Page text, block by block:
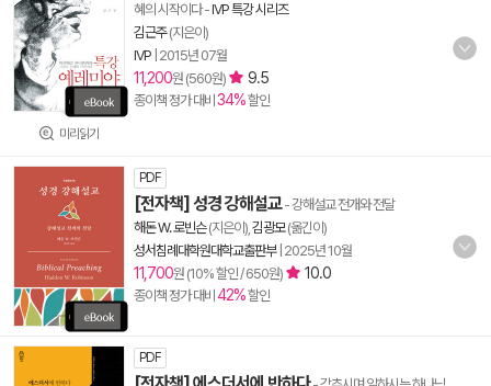
미리읽기
혜의 시작이다-IVP 특강 시리즈
김근주(지은이)
IVP 2015년 07월
11,200원 (560원) 9.5
종이책 정가 대비 34%할인
PDF
[전자책] 성경 강해설교- 강해설교 전개와 전달
해돈 W. 로빈슨(지은이), 김광모(옮긴이)
성서침례대학원대학교출판부| 2025년 10월
11,700원 (10% 할인 / 650원) 10.0
종이책 정가 대비 42%할인
PDF